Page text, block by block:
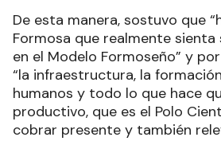
De esta manera, sostuvo que
Formosa que realmente sienta
en el Modelo Formoseño” y
“la infraestructura, la
humanos y todo lo que hace
productivo, que es el Polo
cobrar presente y también